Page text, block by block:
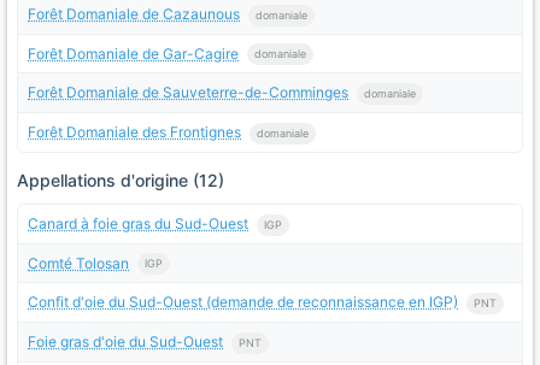
Forêt Domaniale de Cazaunous domaniale
Forêt Domaniale de Gar-Cagire domaniale
Forêt Domaniale de Sauveterre-de-Comminges domaniale
Forêt Domaniale des Frontignes domaniale
Appellations d'origine (12)
Canard à foie gras du Sud-Ouest IGP
Comté Tolosan IGP
Confit d'oie du Sud-Ouest (demande de reconnaissance en IGP) PNT
Foie gras d'oie du Sud-Ouest PNT